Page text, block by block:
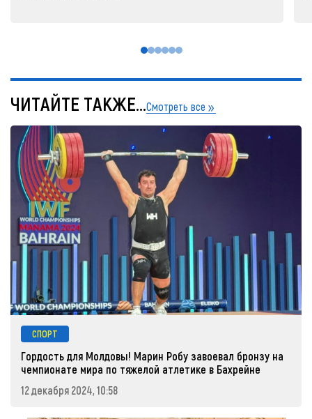
ЧИТАЙТЕ ТАКЖЕ...Смотреть все
СПОРТ
Гордость для Молдовы! Марин Робу завоевал бронзу на
чемпионате мира по тяжелой атлетике в Бахрейне
12 декабря 2024, 10:58